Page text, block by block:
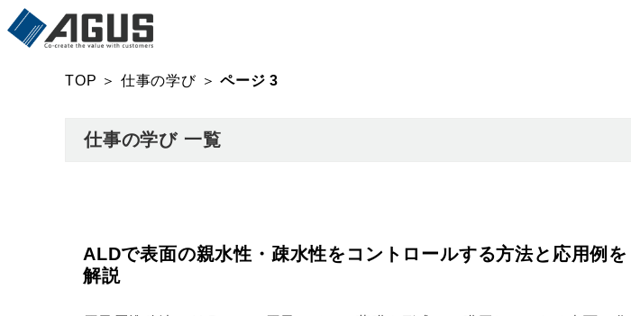
TOP ＞ 仕事の学び＞ページ 3
仕事の学び 一覧
ALDで表面の親水性・疎水性をコントロールする方法と応用例を
解説